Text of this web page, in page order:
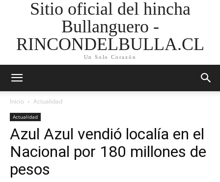
Sitio oficial del hincha
Bullanguero -
RINCONDELBULLA.CL
Un Solo Corazón
Inicio Actualidad
Actualidad
Azul Azul vendió localía en el
Nacional por 180 millones de
pesos